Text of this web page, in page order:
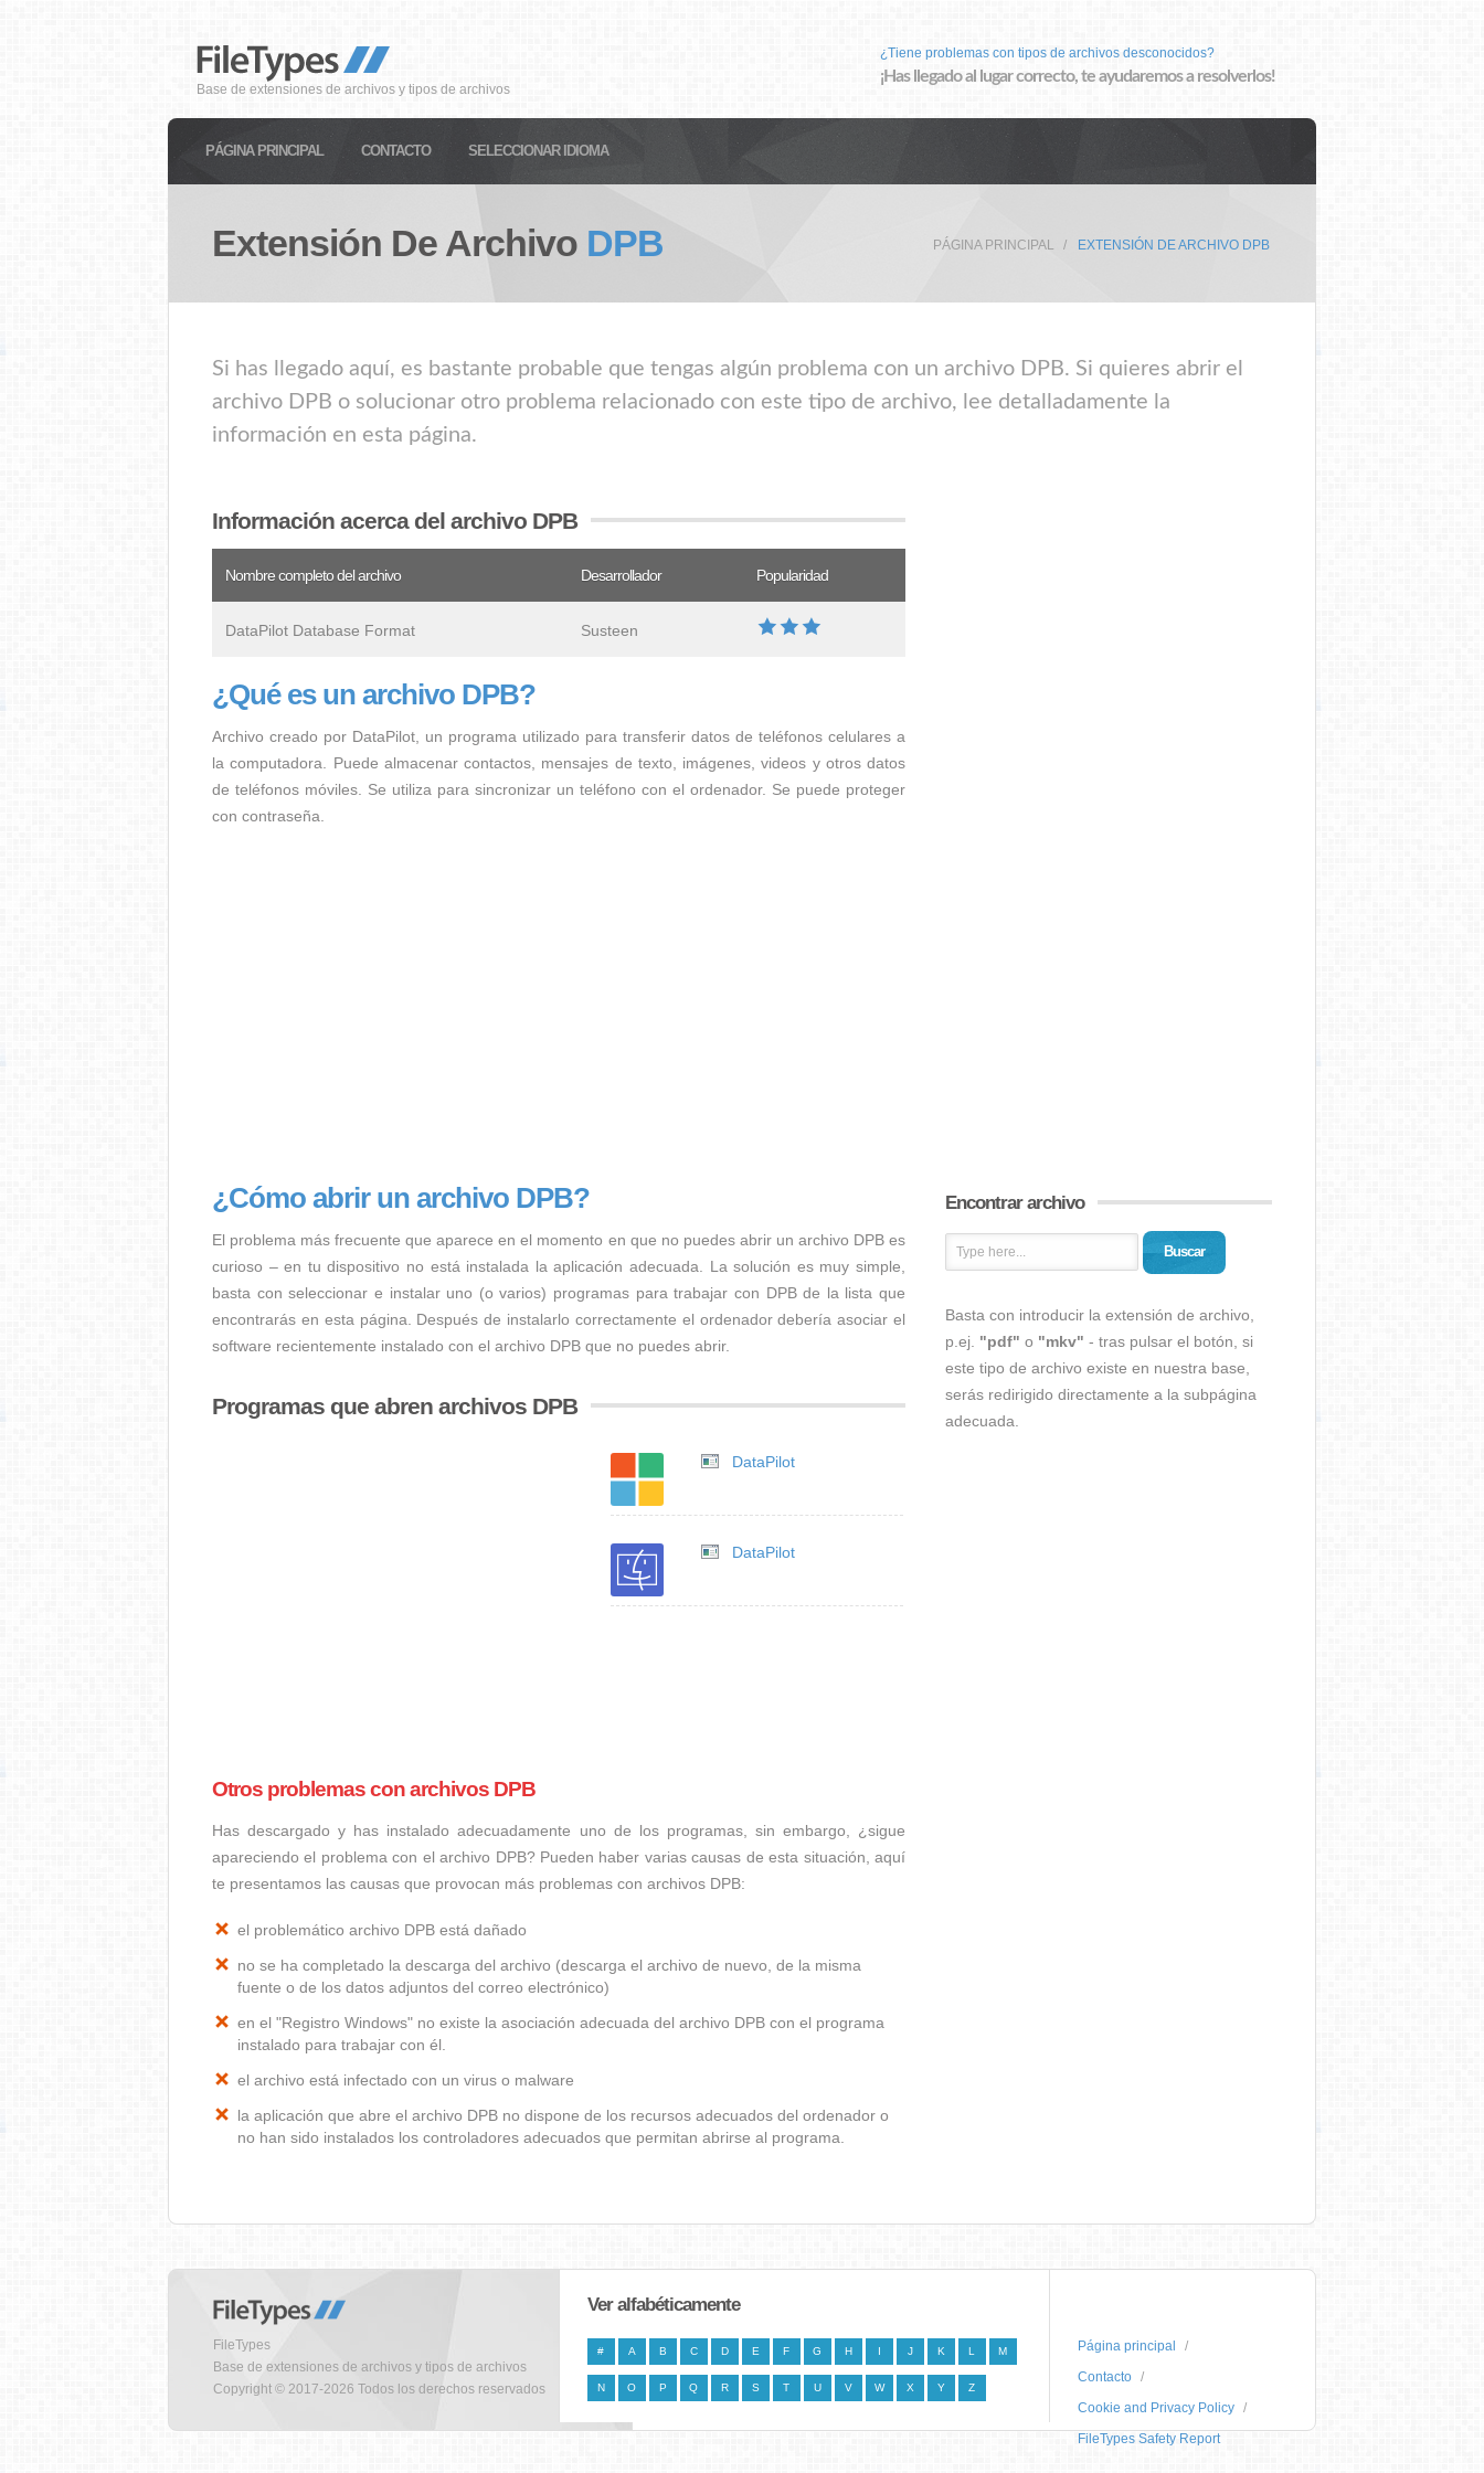
Base de extensiones de archivos y tipos de archivos
¿Tiene problemas con tipos de archivos desconocidos?
¡Has llegado al lugar correcto, te ayudaremos a resolverlos!
PÁGINA PRINCIPAL CONTACTO SELECCIONAR IDIOMA
Extensión De Archivo DPB PÁGINA PRINCIPAL EXTENSIÓN DE ARCHIVO DPB
Si has llegado aquí, es bastante probable que tengas algún problema con un archivo DPB. Si quieres abrir el
archivo DPB o solucionar otro problema relacionado con este tipo de archivo, lee detalladamente la
información en esta página.
Información acerca del archivo DPB
Nombre completo del archivo Desarrollador Popularidad
DataPilot Database Format Susteen
¿Qué es un archivo DPB?
Archivo creado por DataPilot, un programa utilizado para transferir datos de teléfonos celulares a
la computadora. Puede almacenar contactos, mensajes de texto, imágenes, videos y otros datos
de teléfonos móviles. Se utiliza para sincronizar un teléfono con el ordenador. Se puede proteger
con contraseña.
¿Cómo abrir un archivo DPB?
El problema más frecuente que aparece en el momento en que no puedes abrir un archivo DPB es
curioso – en tu dispositivo no está instalada la aplicación adecuada. La solución es muy simple,
basta con seleccionar e instalar uno (o varios) programas para trabajar con DPB de la lista que
encontrarás en esta página. Después de instalarlo correctamente el ordenador debería asociar el
software recientemente instalado con el archivo DPB que no puedes abrir.
Programas que abren archivos DPB
DataPilot
DataPilot
Otros problemas con archivos DPB
Has descargado y has instalado adecuadamente uno de los programas, sin embargo, ¿sigue
apareciendo el problema con el archivo DPB? Pueden haber varias causas de esta situación, aquí
te presentamos las causas que provocan más problemas con archivos DPB:
el problemático archivo DPB está dañado
no se ha completado la descarga del archivo (descarga el archivo de nuevo, de la misma
fuente o de los datos adjuntos del correo electrónico)
en el "Registro Windows" no existe la asociación adecuada del archivo DPB con el programa
instalado para trabajar con él.
el archivo está infectado con un virus o malware
la aplicación que abre el archivo DPB no dispone de los recursos adecuados del ordenador o
no han sido instalados los controladores adecuados que permitan abrirse al programa.
Encontrar archivo
Buscar
Basta con introducir la extensión de archivo,
p.ej. "pdf" o "mkv" - tras pulsar el botón, si
este tipo de archivo existe en nuestra base,
serás redirigido directamente a la subpágina
adecuada.
FileTypes
Base de extensiones de archivos y tipos de archivos
Copyright © 2017-2026 Todos los derechos reservados
Ver alfabéticamente
# A B C D E F G H I J K L M
N O P Q R S T U V W X Y Z
Página principal
Contacto
Cookie and Privacy Policy
FileTypes Safety Report